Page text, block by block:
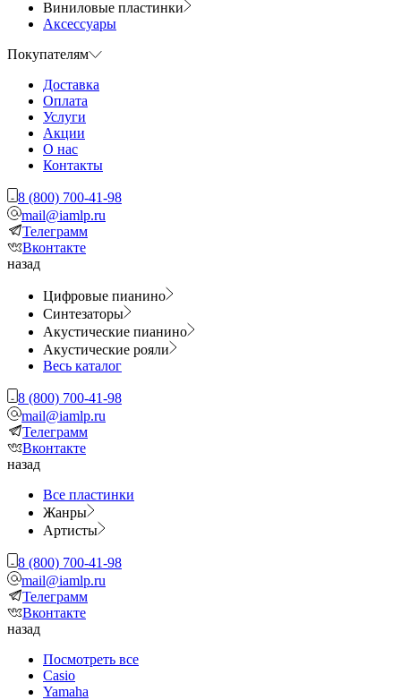
Виниловые пластинки
Аксессуары
Покупателям
Доставка
Оплата
Услуги
Акции
О нас
Контакты
8 (800) 700-41-98
mail@iamlp.ru
Телеграмм
Вконтакте
назад
Цифровые пианино
Синтезаторы
Акустические пианино
Акустические рояли
Весь каталог
8 (800) 700-41-98
mail@iamlp.ru
Телеграмм
Вконтакте
назад
Все пластинки
Жанры
Артисты
8 (800) 700-41-98
mail@iamlp.ru
Телеграмм
Вконтакте
назад
Посмотреть все
Casio
Yamaha